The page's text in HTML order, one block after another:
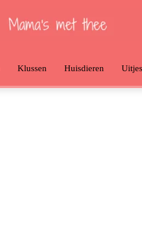
Klussen Huisdieren